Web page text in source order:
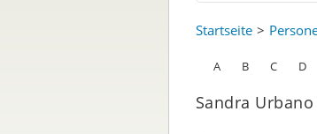
Startseite
A B C D
Sandra